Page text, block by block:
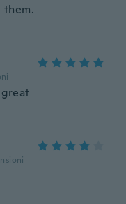
them.